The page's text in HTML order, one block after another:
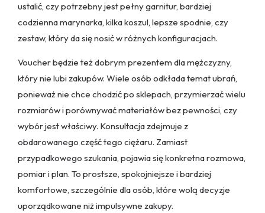
ustalić, czy potrzebny jest pełny garnitur, bardziej
codzienna marynarka, kilka koszul, lepsze spodnie, czy
zestaw, który da się nosić w różnych konfiguracjach.
Voucher będzie też dobrym prezentem dla mężczyzny,
który nie lubi zakupów. Wiele osób odkłada temat ubrań,
ponieważ nie chce chodzić po sklepach, przymierzać wielu
rozmiarów i porównywać materiałów bez pewności, czy
wybór jest właściwy. Konsultacja zdejmuje z
obdarowanego część tego ciężaru. Zamiast
przypadkowego szukania, pojawia się konkretna rozmowa,
pomiar i plan. To prostsze, spokojniejsze i bardziej
komfortowe, szczególnie dla osób, które wolą decyzje
uporządkowane niż impulsywne zakupy.